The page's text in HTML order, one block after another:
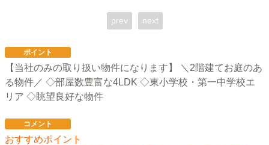
prev next
ポイント
【当社のみの取り扱い物件になります】 ＼2階建てお庭のあ
る物件／ ◇部屋数豊富な4LDK ◇東小学校・第一中学校エ
リア ◇眺望良好な物件
コメント
おすすめポイント